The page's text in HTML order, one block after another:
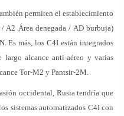
permiten el establecimiento
A2 Área denegada / AD burbuja)
Es más, los C4I están integrados
largo alcance anti-aéreo y varias
Tor-M2 y Pantsir-2M.
occidental, Rusia tendría que
sistemas automatizados C4I con